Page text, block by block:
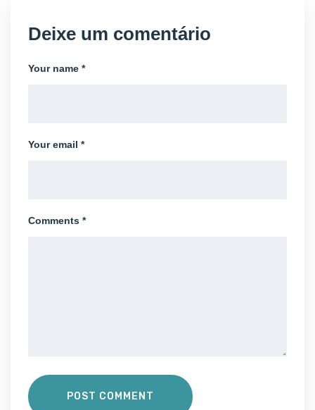
Deixe um comentário
Your name *
Your email *
Comments *
POST COMMENT